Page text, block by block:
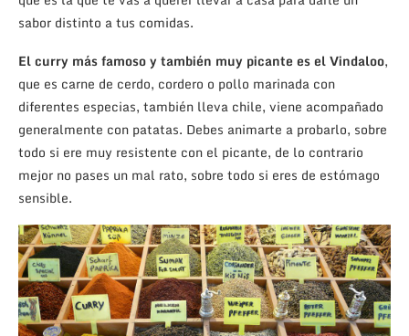
sabor distinto a tus comidas.
El curry más famoso y también muy picante es el Vindaloo,
que es carne de cerdo, cordero o pollo marinada con
diferentes especias, también lleva chile, viene acompañado
generalmente con patatas. Debes animarte a probarlo, sobre
todo si ere muy resistente con el picante, de lo contrario
mejor no pases un mal rato, sobre todo si eres de estómago
sensible.